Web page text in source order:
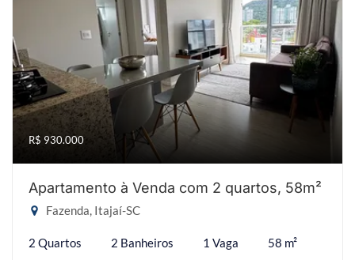
R$ 930.000
Apartamento à Venda com 2 quartos, 58m²
Fazenda, Itajaí-SC
2 Quartos 2 Banheiros 1 Vaga 58 m²